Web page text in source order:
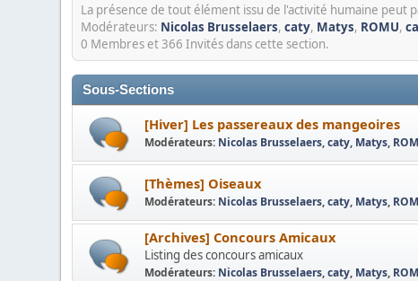
La présence de tout élément issu de l'activité humaine peut
Modérateurs: Nicolas Brusselaers,caty, Matys, ROMU,
0 Membres et 366 Invités dans cette section.
Sous-Sections
[Hiver] Les passereaux des mangeoires
Modérateurs: Nicolas Brusselaers,caty, Matys,
[Thèmes] Oiseaux
Modérateurs: Nicolas Brusselaers,caty, Matys,
[Archives] Concours Amicaux
Listing des concours amicaux
Modérateurs: Nicolas Brusselaers,caty, Matys,